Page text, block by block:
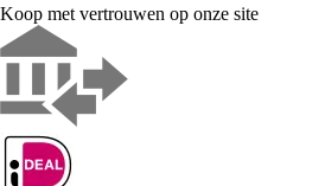
Koop met vertrouwen op onze site